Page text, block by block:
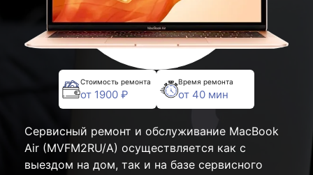
Стоимость ремонта
от 1900 ₽
Время ремонта
от 40 мин
Сервисный ремонт и обслуживание MacBook
Air (MVFM2RU/A) осуществляется как с
выездом на дом, так и на базе сервисного